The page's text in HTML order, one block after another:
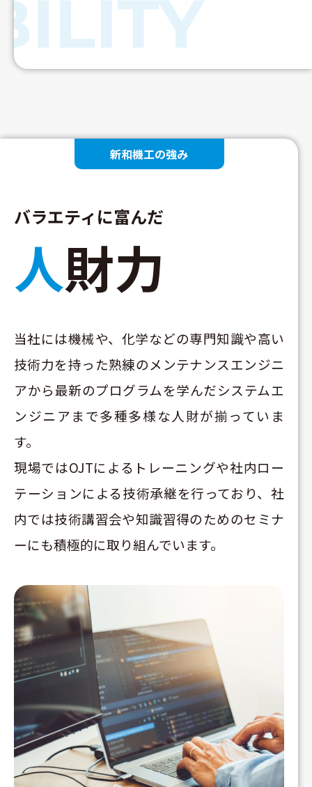
新和機工の強み
バラエティに富んだ
人財力
当社には機械や、化学などの専門知識や高い
技術力を持った熟練のメンテナンスエンジニ
アから最新のプログラムを学んだシステムエ
ンジニアまで多種多様な人財が揃っていま
す。
現場ではOJTによるトレーニングや社内ロー
テーションによる技術承継を行っており、社
内では技術講習会や知識習得のためのセミナ
ーにも積極的に取り組んでいます。